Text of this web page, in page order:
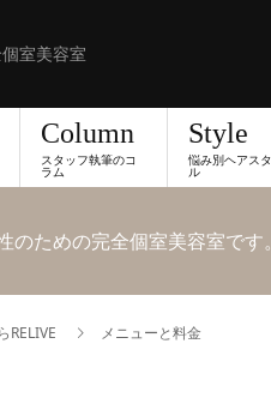
室美容室
Column
スタッフ執筆のコ
ラム
Style
悩み別ヘアス
ル
のための完全個室美容室です。
RELIVE メニューと料金